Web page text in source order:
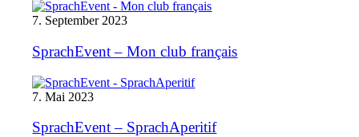
7. September 2023
SprachEvent – Mon club français
7. Mai 2023
SprachEvent – SprachAperitif